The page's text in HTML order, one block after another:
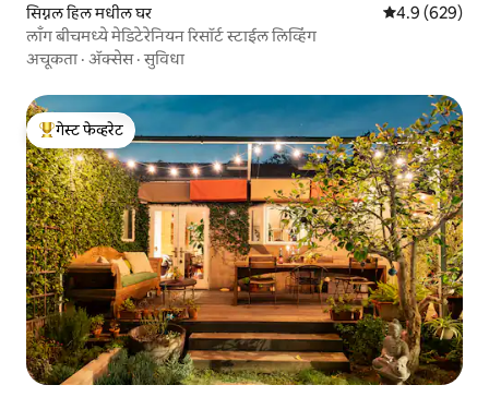
सिग्नल हिल मधील घर 5 पैकी 4.9
4.9 (629)
लाँग बीचमध्ये मेडिटेरेनियन रिसॉर्ट स्टाईल लिव्हिंग
अचूकता · ॲक्सेस·सुविधा
टॉप गेस्ट फेव्हरेट
गेस्ट फेव्हरेट